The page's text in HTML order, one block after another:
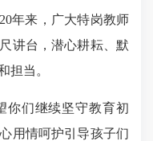
年来，广大特岗教师
讲台，潜心耕耘、默
担当。
们继续坚守教育初
用情呵护引导孩子们